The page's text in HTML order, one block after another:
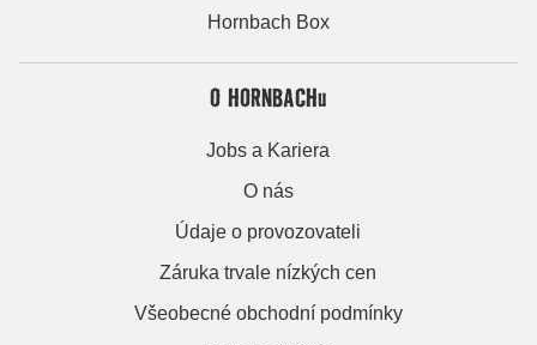
Hornbach Box
O HORNBACHu
Jobs a Kariera
O nás
Údaje o provozovateli
Záruka trvale nízkých cen
Všeobecné obchodní podmínky